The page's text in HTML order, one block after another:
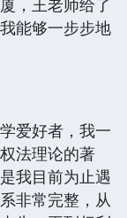
，王老师给了
能够一步步地
爱好者，我一
法理论的著
我目前为止遇
非常完整，从